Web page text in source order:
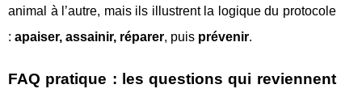
animal à l’autre, mais ils illustrent la logique du protocole
: apaiser, assainir, réparer, puis prévenir.
FAQ pratique : les questions qui reviennent